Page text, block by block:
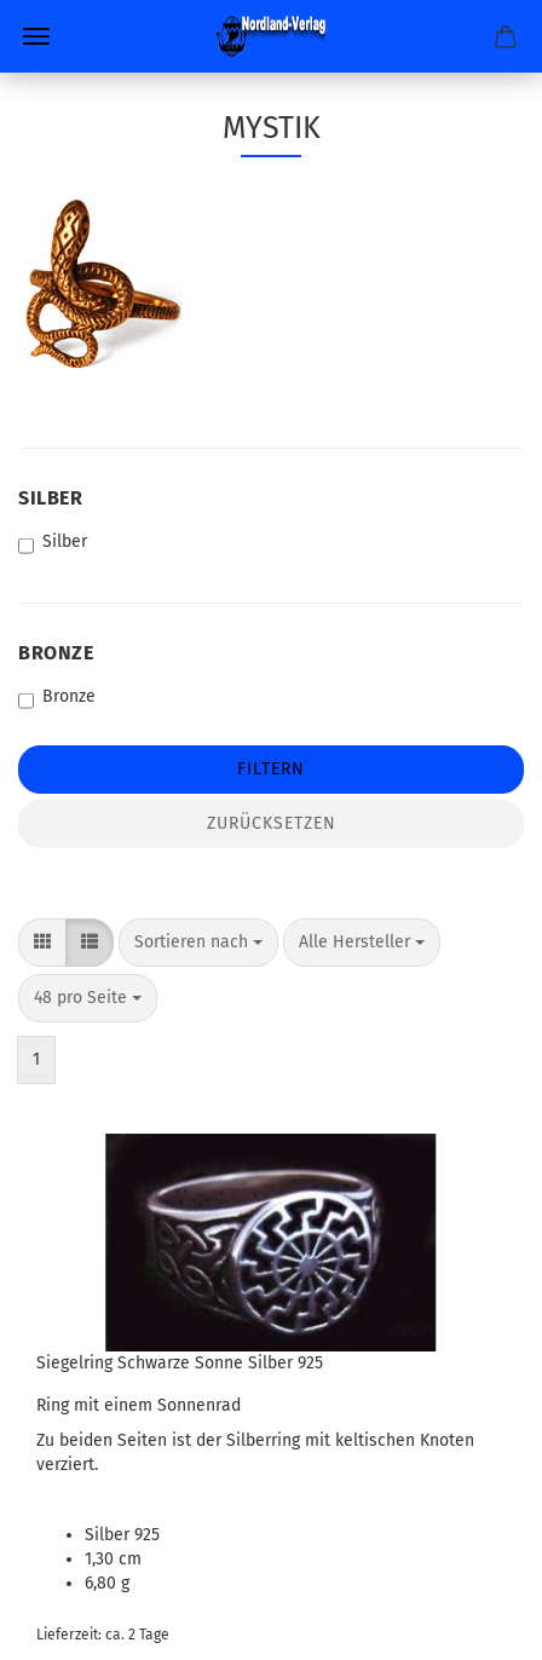
MYSTIK
SILBER
SILBER
Silber
BRONZE
BRONZE
Bronze
FILTERN
ZURÜCKSETZEN
Sortieren nach
Sortieren nach Alle Hersteller
pro Seite
48 pro Seite
pro Seite
1
Siegelring Schwarze Sonne Silber 925
Ring mit einem Sonnenrad
Zu beiden Seiten ist der Silberring mit keltischen Knoten
verziert.
Silber 925
1,30 cm
6,80 g
Lieferzeit: ca. 2 Tage